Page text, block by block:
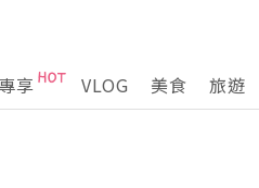
享 VLOG 美食 旅遊